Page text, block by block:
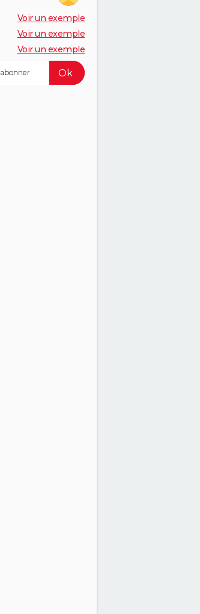
Voir un exemple
Voir un exemple
Voir un exemple